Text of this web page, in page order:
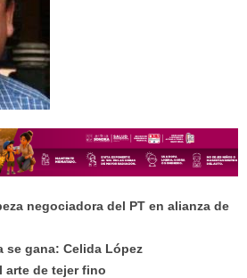
negociadora del PT en alianza de
se gana: Celida López
arte de tejer fino